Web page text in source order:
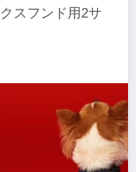
スフンド用2サ